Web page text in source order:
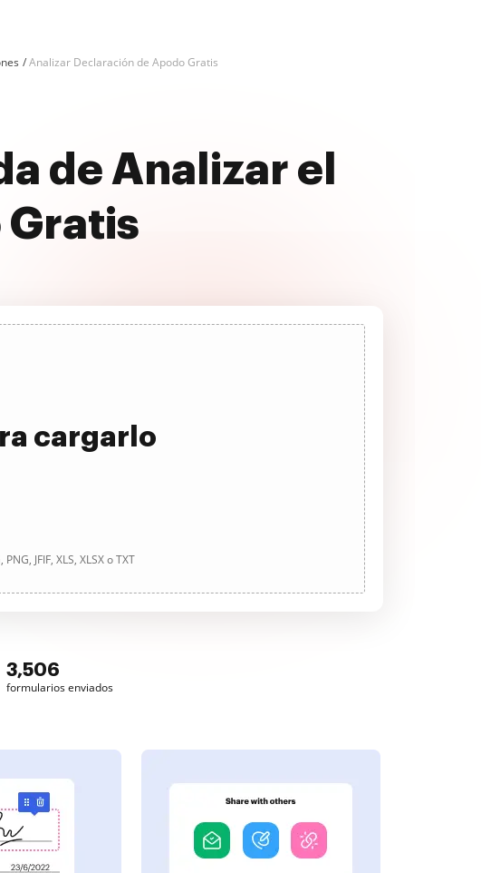
Analizar Declaración de Apodo Gratis
de Analizar el
cargarlo
JFIF, XLS, XLSX o TXT
3,506
formularios enviados